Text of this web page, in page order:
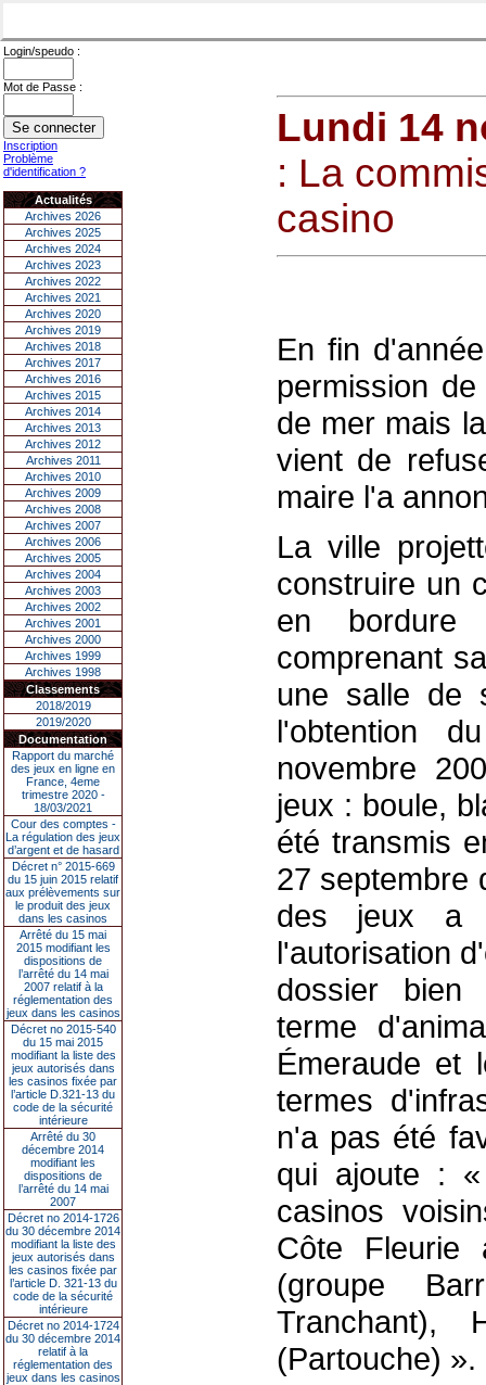
Login/speudo :
Mot de Passe :
Inscription
Problème
d'identification ?
Actualités
Archives 2026
Archives 2025
Archives 2024
Archives 2023
Archives 2022
Archives 2021
Archives 2020
Archives 2019
Archives 2018
Archives 2017
Archives 2016
Archives 2015
Archives 2014
Archives 2013
Archives 2012
Archives 2011
Archives 2010
Archives 2009
Archives 2008
Archives 2007
Archives 2006
Archives 2005
Archives 2004
Archives 2003
Archives 2002
Archives 2001
Archives 2000
Archives 1999
Archives 1998
Classements
2018/2019
2019/2020
Documentation
Rapport du marché
des jeux en ligne en
France, 4eme
trimestre 2020 -
18/03/2021
Cour des comptes -
La régulation des jeux
d’argent et de hasard
Décret n° 2015-669
du 15 juin 2015 relatif
aux prélèvements sur
le produit des jeux
dans les casinos
Arrêté du 15 mai
2015 modifiant les
dispositions de
l’arrêté du 14 mai
2007 relatif à la
réglementation des
jeux dans les casinos
Décret no 2015-540
du 15 mai 2015
modifiant la liste des
jeux autorisés dans
les casinos fixée par
l’article D.321-13 du
code de la sécurité
intérieure
Arrêté du 30
décembre 2014
modifiant les
dispositions de
l’arrêté du 14 mai
2007
Décret no 2014-1726
du 30 décembre 2014
modifiant la liste des
jeux autorisés dans
les casinos fixée par
l’article D. 321-13 du
code de la sécurité
intérieure
Décret no 2014-1724
du 30 décembre 2014
relatif à la
réglementation des
jeux dans les casinos
Lundi 14
: La
casino
En fin
permission
de mer mais
vient de
maire l'a
La ville
construire un
en bordure
comprenant
une salle de
l'obtention
novembre
jeux : boule,
été transmis
27 septembre
des jeux a
l'autorisation
dossier bien
terme
Émeraude et
termes
n'a pas été
qui ajoute : «
casinos
Côte Fleurie
(groupe
Tranchant),
(Partouche) ».